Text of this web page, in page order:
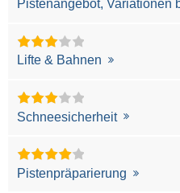
Pistenangebot, Variationen
Lifte & Bahnen
Schneesicherheit
Pistenpräparierung